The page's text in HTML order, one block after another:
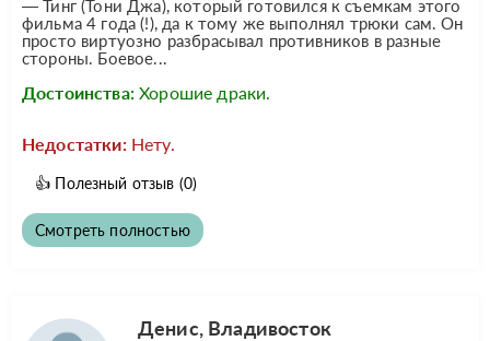
— Тинг (Тони Джа), который готовился к съемкам этого
фильма 4 года (!), да к тому же выполнял трюки сам. Он
просто виртуозно разбрасывал противников в разные
стороны. Боевое...
Достоинства: Хорошие драки.
Недостатки: Нету.
👍 Полезный отзыв (0)
Смотреть полностью
Денис, Владивосток